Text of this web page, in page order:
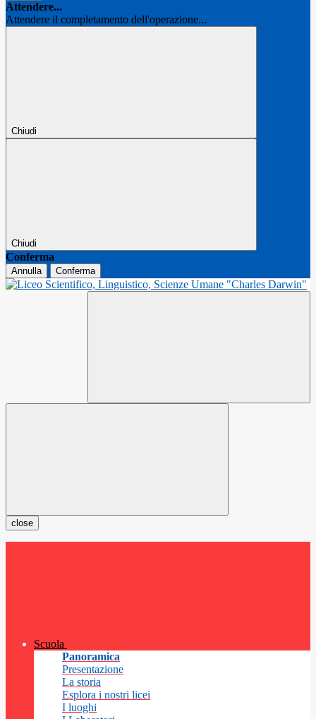
Attendere...
Attendere il completamento dell'operazione...
Chiudi
Chiudi
Conferma
Annulla Conferma
close
Scuola
Panoramica
Presentazione
La storia
Esplora i nostri licei
I luoghi